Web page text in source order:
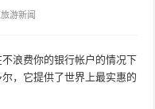
游新闻
浪费你的银行帐户的情况下
，它提供了世界上最实惠的